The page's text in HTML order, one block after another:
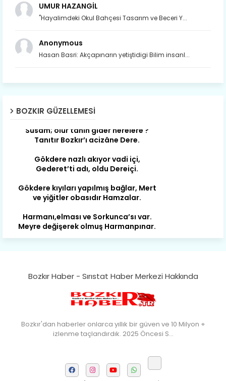
UMUR HAZANGİL
"Hayalimdeki Okul Bahçesi Tasarım ve Beceri Y...
Anonymous
Hasan Basri: Akçapınarın yetiştidigi Bilim insanl...
BOZKIR GÜZELLEMESI
Son yıllarda orda yok artık ağlayan,
Susam; olur tahin gider nerelere ?
Gökdere nazlı akıyor vadi içi,
Gökdere kıyıları yapılmış bağlar, Mert
Harmanı,elması ve Sorkunca’sı var.
Büyük yerdir, mahalleleri Aydınlık, Tarih
eserleri şahane Hisarlık.
yorgun. Şehit Berâtlı, halkı yiğit genç
Sorkun.
Perşembe de yaşlılardan aldım öğüt,
Mazimdeki ismi şanla taşır Söğüt.
Tarih, kültür, ozan ve Gazi orda var.
Hocaköy’dür eski adı can Üçpınar.
Bozkır Haber - Sırıstat Haber Merkezi Hakkında
Bozkır'dan haberler onlarca yıllık bir güven ve 10 Milyon +
izlenme taçlandırdık. 2025 Öncesi S…